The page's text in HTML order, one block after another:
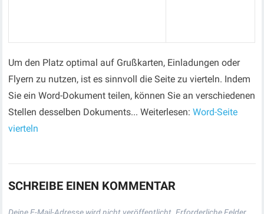
Um den Platz optimal auf Grußkarten, Einladungen oder
Flyern zu nutzen, ist es sinnvoll die Seite zu vierteln. Indem
Sie ein Word-Dokument teilen, können Sie an verschiedenen
Stellen desselben Dokuments... Weiterlesen:Word-Seite
vierteln
SCHREIBE EINEN KOMMENTAR